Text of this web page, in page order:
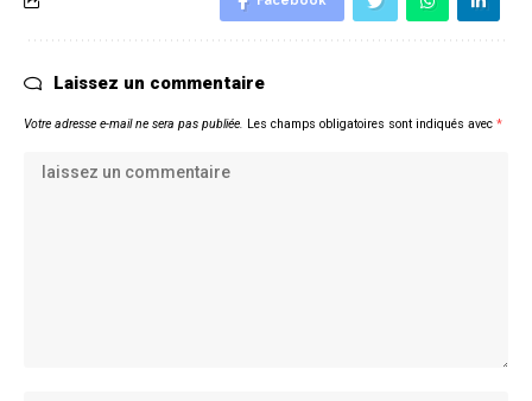
Laissez un commentaire
Votre adresse e-mail ne sera pas publiée. Les champs obligatoires sont indiqués avec *